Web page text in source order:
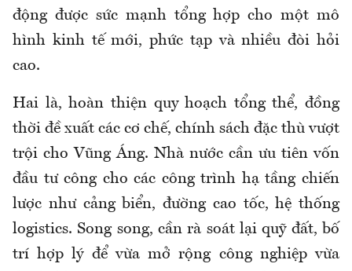
động được sức mạnh tổng hợp cho một mô
hình kinh tế mới, phức tạp và nhiều đòi hỏi
cao.
Hai là, hoàn thiện quy hoạch tổng thể, đồng
thời đề xuất các cơ chế, chính sách đặc thù vượt
trội cho Vũng Áng. Nhà nước cần ưu tiên vốn
đầu tư công cho các công trình hạ tầng chiến
lược như cảng biển, đường cao tốc, hệ thống
logistics. Song song, cần rà soát lại quỹ đất, bố
trí hợp lý để vừa mở rộng công nghiệp vừa